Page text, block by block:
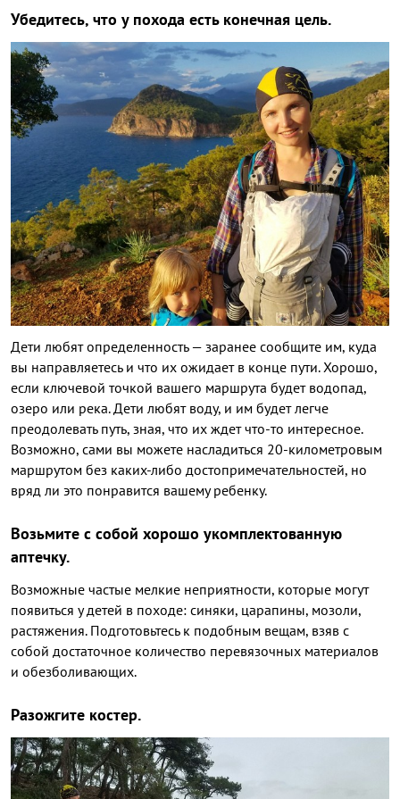
Убедитесь, что у похода есть конечная цель.
Дети любят определенность — заранее сообщите им, куда
вы направляетесь и что их ожидает в конце пути. Хорошо,
если ключевой точкой вашего маршрута будет водопад,
озеро или река. Дети любят воду, и им будет легче
преодолевать путь, зная, что их ждет что-то интересное.
Возможно, сами вы можете насладиться 20-километровым
маршрутом без каких-либо достопримечательностей, но
вряд ли это понравится вашему ребенку.
Возьмите с собой хорошо укомплектованную
аптечку.
Возможные частые мелкие неприятности, которые могут
появиться у детей в походе: синяки, царапины, мозоли,
растяжения. Подготовьтесь к подобным вещам, взяв с
собой достаточное количество перевязочных материалов
и обезболивающих.
Разожгите костер.